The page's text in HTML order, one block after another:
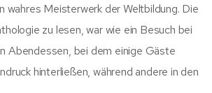
wahres Meisterwerk der Weltbildung. Die
zu lesen, war wie ein Besuch bei
Abendessen, bei dem einige Gäste
hinterließen, während andere in den